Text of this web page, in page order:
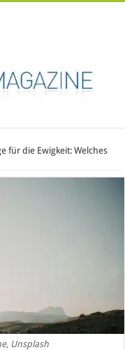
für die Ewigkeit: Welches
Unsplash